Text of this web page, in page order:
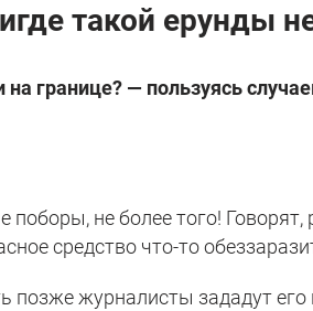
такой ерунды
границе? — пользуясь
не более того! Говорят,
средство что-то
позже журналисты зададут его